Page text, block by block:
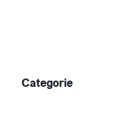
Categorie